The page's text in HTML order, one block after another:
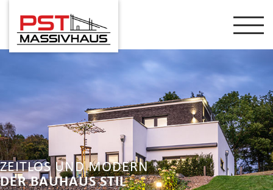
ZEITLOS UND MODERN
DER BAUHAUS STIL